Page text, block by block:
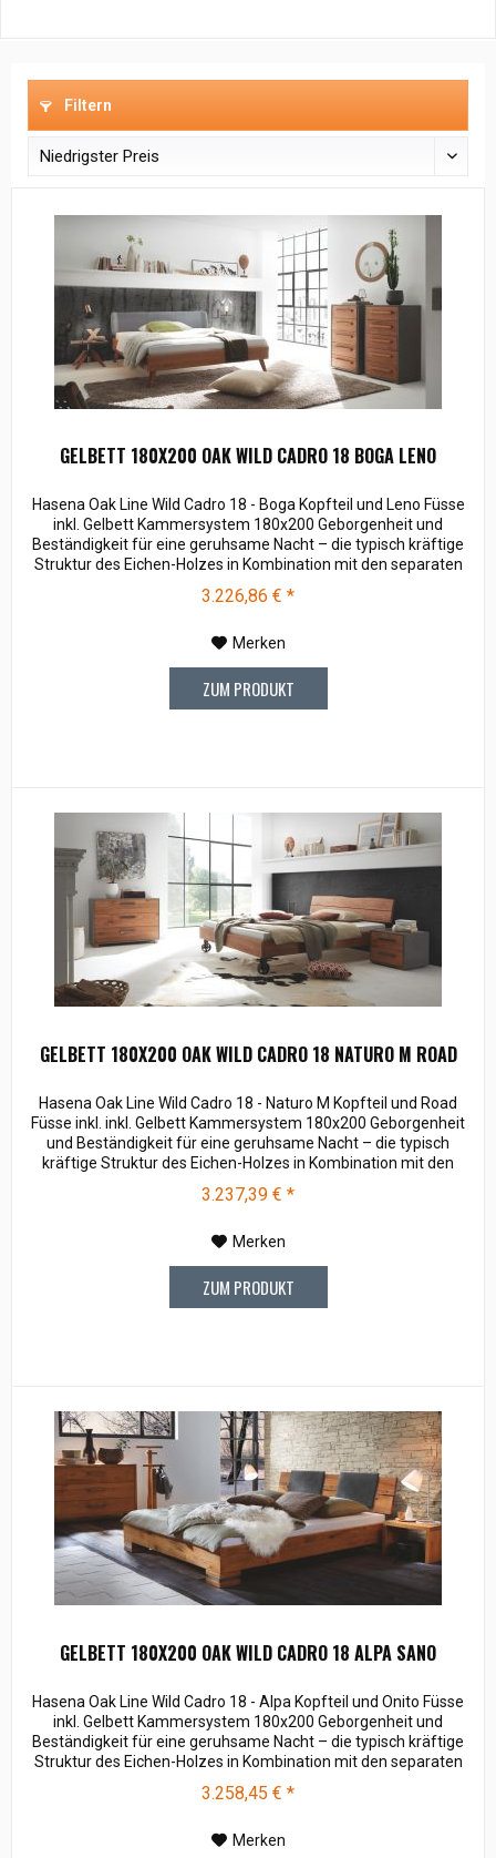
Filtern
GELBETT 180X200 OAK WILD CADRO 18 BOGA LENO
Hasena Oak Line Wild Cadro 18 - Boga Kopfteil und Leno Füsse
inkl. Gelbett Kammersystem 180x200 Geborgenheit und
Beständigkeit für eine geruhsame Nacht – die typisch kräftige
Struktur des Eichen-Holzes in Kombination mit den separaten
und behagliche Aura. Breiten: 140, 160, 180, 200 cm Längen:
3.226,86 € *
Merken
ZUM PRODUKT
GELBETT 180X200 OAK WILD CADRO 18 NATURO M ROAD
Hasena Oak Line Wild Cadro 18 - Naturo M Kopfteil und Road
Füsse inkl. inkl. Gelbett Kammersystem 180x200 Geborgenheit
und Beständigkeit für eine geruhsame Nacht – die typisch
kräftige Struktur des Eichen-Holzes in Kombination mit den
eine starke und behagliche Aura. Breiten: 140, 160, 180, 200 cm
3.237,39 € *
Merken
ZUM PRODUKT
GELBETT 180X200 OAK WILD CADRO 18 ALPA SANO
Hasena Oak Line Wild Cadro 18 - Alpa Kopfteil und Onito Füsse
inkl. Gelbett Kammersystem 180x200 Geborgenheit und
Beständigkeit für eine geruhsame Nacht – die typisch kräftige
Struktur des Eichen-Holzes in Kombination mit den separaten
und behagliche Aura. Breiten: 140, 160, 180, 200 cm Längen:
3.258,45 € *
Merken